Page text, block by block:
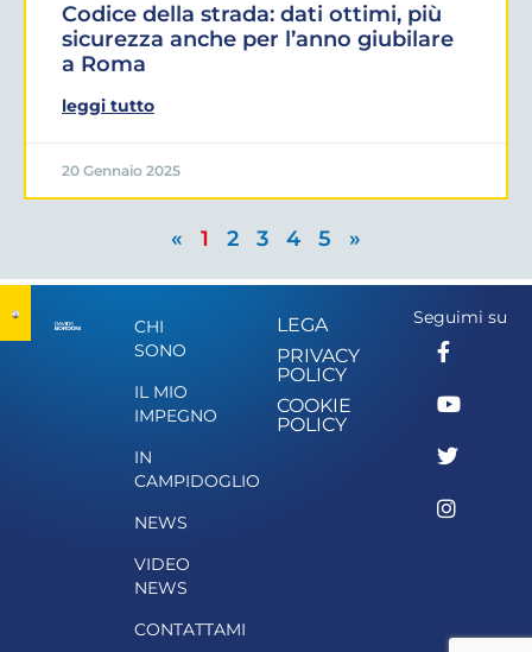
Codice della strada: dati ottimi, più
sicurezza anche per l’anno giubilare
a Roma
leggi tutto
20 Gennaio 2025
« 1 2 3 4 5 »
CHI
SONO
IL MIO
IMPEGNO
IN
CAMPIDOGLIO
NEWS
VIDEO
NEWS
CONTATTAMI
LEGA
PRIVACY
POLICY
COOKIE
POLICY
Seguimi su